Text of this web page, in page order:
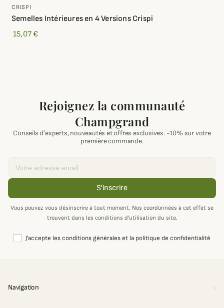
CRISPI
Semelles Intérieures en 4 Versions Crispi
15,07 €
Rejoignez la communauté
Champgrand
Conseils d'experts, nouveautés et offres exclusives. -10% sur votre
première commande.
S'inscrire
Vous pouvez vous désinscrire à tout moment. Nos coordonnées à cet effet se
trouvent dans les conditions d’utilisation du site.
J'accepte les conditions générales et la politique de confidentialité
Navigation